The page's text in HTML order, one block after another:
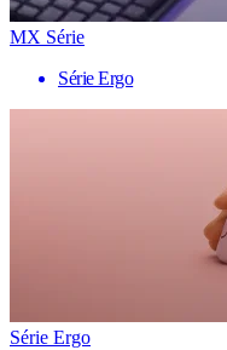
MX Série
Série Ergo
Série Ergo